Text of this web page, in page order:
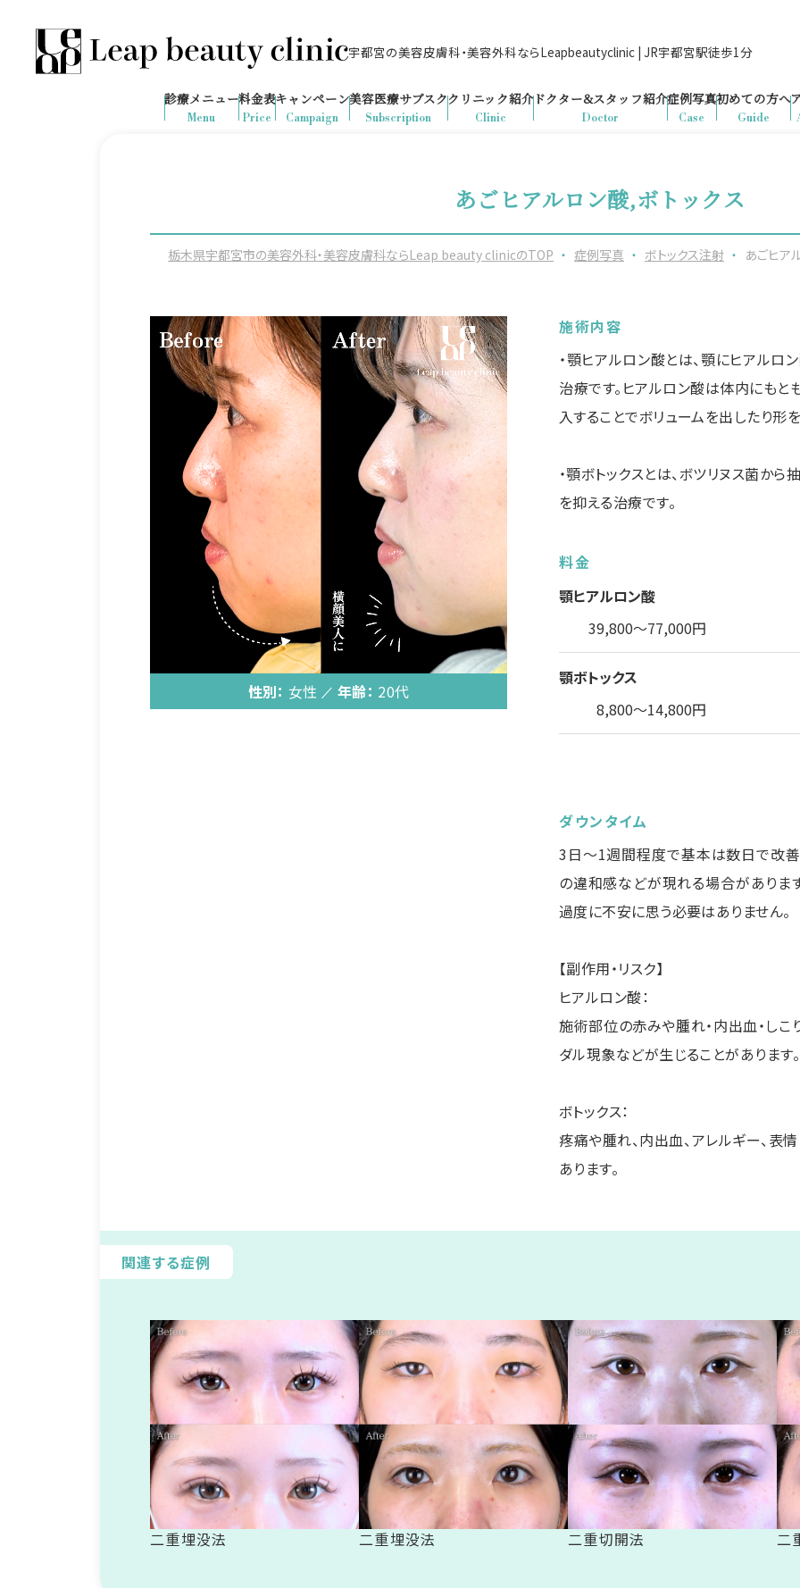
宇都宮の美容皮膚科・美容外科ならLeapbeautyclinic | JR宇都宮駅徒歩1分
の予約が入りました
診療時間：10:00-19:00
（土日祝日対応）
Menu
診療メニュー
Price
料金表
Campaign
キャンペーン
Subscription
美容医療サブスク
Clinic
クリニック紹介
Doctor
ドクター&スタッフ紹介
Case
症例写真
Guide
初めての方へ
あごヒアルロン酸,ボトックス
栃木県宇都宮市の美容外科・美容皮膚科ならLeap beauty clinicのTOP ・ 症例写真 ・ ボトックス注射 ・ あごヒア
性別： 女性 年齢： 20代
施術内容
・顎ヒアルロン酸とは、顎にヒアル
治療です。ヒアルロン酸は体内にも
入することでボリュームを出したり形
・顎ボトックスとは、ボツリヌス菌か
を抑える治療です。
料金
顎ヒアルロン酸
39,800～77,000円
顎ボトックス
8,800～14,800円
ダウンタイム
3日～1週間程度で基本は数日で改
の違和感などが現れる場合がありま
過度に不安に思う必要はありません。
【副作用・リスク】
ヒアルロン酸：
施術部位の赤みや腫れ・内出血・しこ
ダル現象などが生じることがあります。
ボトックス：
疼痛や腫れ、内出血、アレルギー、
あります。
関連する症例
二重埋没法 二重埋没法 二重切開法 二